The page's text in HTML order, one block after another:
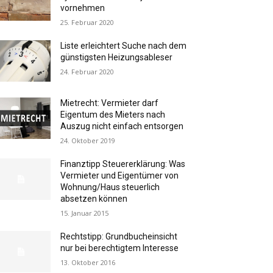
vornehmen
25. Februar 2020
Liste erleichtert Suche nach dem
günstigsten Heizungsableser
24. Februar 2020
Mietrecht: Vermieter darf
Eigentum des Mieters nach
Auszug nicht einfach entsorgen
24. Oktober 2019
Finanztipp Steuererklärung: Was
Vermieter und Eigentümer von
Wohnung/Haus steuerlich
absetzen können
15. Januar 2015
Rechtstipp: Grundbucheinsicht
nur bei berechtigtem Interesse
13. Oktober 2016